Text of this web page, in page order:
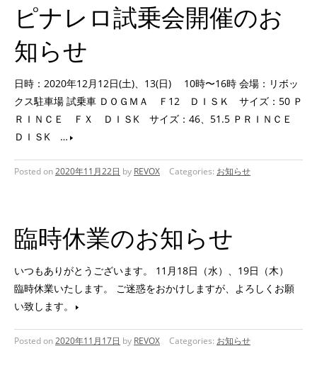
ピナレロ試乗会開催のお
知らせ
日時：2020年12月12日(土)、13(日) 10時〜16時 会場：リボッ
クス駐車場 試乗車 ＤＯＧＭＡ Ｆ12 ＤＩＳＫ サイズ：50 Ｐ
ＲＩＮＣＥ ＦＸ ＤＩＳK サイズ：46、51.5 ＰＲＩＮＣＥ
ＤＩＳK …
Posted on2020年11月22日 by REVOX Categories: お知らせ
臨時休業のお知らせ
いつもありがとうございます。 11月18日（水）、19日（木）
臨時休業いたします。 ご迷惑をおかけしますが、よろしくお願
い致します。
Posted on2020年11月17日 by REVOX Categories: お知らせ